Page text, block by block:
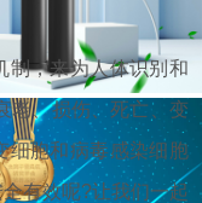
制，来为人体识别和
老、损伤、死亡、变
细胞和病毒感染细胞
有效呢?让我们一起